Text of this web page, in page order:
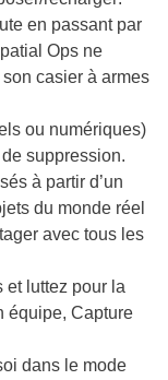
en passant par
Ops ne
casier à armes
ou numériques)
suppression.
à partir d’un
du monde réel
avec tous les
et luttez pour la
équipe, Capture
dans le mode